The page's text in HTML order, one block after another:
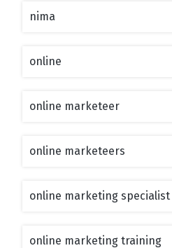
nima
online
online marketeer
online marketeers
online marketing specialist
online marketing training